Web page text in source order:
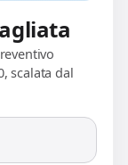
scalata dal